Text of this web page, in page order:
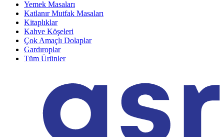
Yemek Masaları
Katlanır Mutfak Masaları
Kitaplıklar
Kahve Köşeleri
Çok Amaçlı Dolaplar
Gardıroplar
Tüm Ürünler